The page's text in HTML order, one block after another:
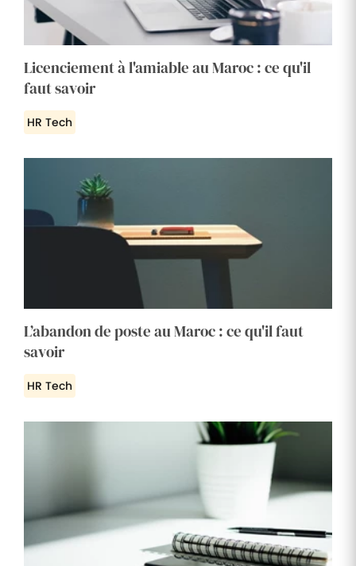
Licenciement à l'amiable au Maroc : ce qu'il
faut savoir
HR Tech
L’abandon de poste au Maroc : ce qu'il faut
savoir
HR Tech